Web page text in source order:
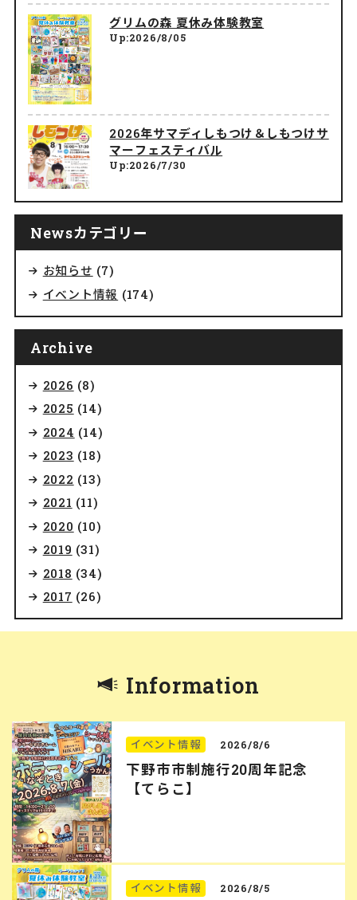
グリムの森 夏休み体験教室
Up:2026/8/05
2026年サマディしもつけ＆しもつけサ
マーフェスティバル
Up:2026/7/30
Newsカテゴリー
お知らせ (7)
イベント情報 (174)
Archive
2026 (8)
2025 (14)
2024 (14)
2023 (18)
2022 (13)
2021 (11)
2020 (10)
2019 (31)
2018 (34)
2017 (26)
Information
イベント情報 2026/8/6
下野市市制施行20周年記念
【てらこ】
イベント情報 2026/8/5